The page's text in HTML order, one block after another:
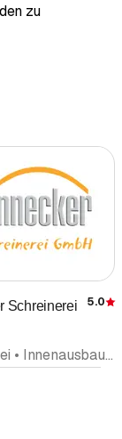
zu
Schreinerei
5.0
Schreinerei • Innenausbau • Küchenbau und Küchenausstellungen • Küchenbau • Türenbau